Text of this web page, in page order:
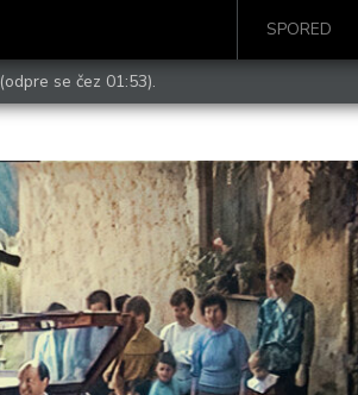
SPORED
(odpre se čez 01:53).